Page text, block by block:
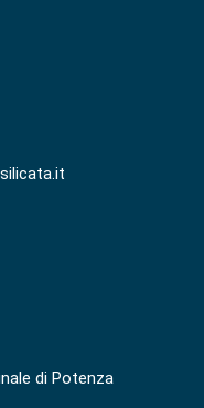
di Potenza